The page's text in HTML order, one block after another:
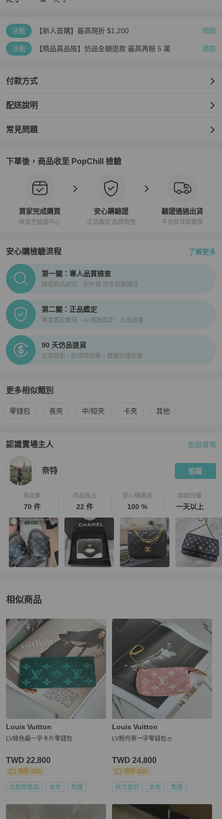
活動 【新人首購】最高現折 $1,200 領取
活動 【精品真品險】仿品全額退款 最高再賠 5 萬 領取
付款方式
配送說明
常見問題
下單後，商品收至 PopChill 檢驗
買家完成購買
收貨至驗證中心
安心購驗證
正品鑑定 品質檢查
驗證通過出貨
平台發貨給買家
安心購檢驗流程 了解更多
PopChill拍拍圈正品驗證、安心購檢驗流程介紹
第一關：專人品質檢查
確認商品狀況、配件等 符合頁面描述
第二關：正品鑑定
專業鑑定團隊、AI 儀器鑑定、正品證書
90 天仿品退貨
出貨錄影、防掉換封條、雙重防護包裝
更多相似類別
更多Chanel 女士錢包 / 小皮件相似商品推薦
零錢包 長夾 中/短夾 卡夾 其他
認識賣場主人
PopChill 拍拍圈嚴選賣家
逛逛賣場
奈特 追蹤
商品數
70 件
商品售出
22 件
安心購通過
100 %
聊聊回覆
一天以上
相似商品
更多相似Chanel女士錢包 / 小皮件推薦精品
Louis Vuitton
LV綠色扁一字卡片零錢包
TWD 22,800
現折 800
近新閒置品 本地 免運
Louis Vuitton
LV粉丹寧一字零錢包👛
TWD 24,800
現折 800
狀況良好 本地 免運